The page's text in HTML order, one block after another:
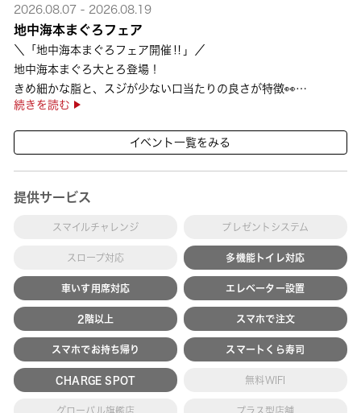
2026.08.07 - 2026.08.19
地中海本まぐろフェア
＼「地中海本まぐろフェア開催‼」／
地中海本まぐろ大とろ登場！
きめ細かな脂と、スジが少ない口当たりの良さが特徴👀
さらに、鹿児島で育った高級魚【鹿児島県産活〆かんぱち】など
続きを読む
イベント一覧をみる
提供サービス
スマイルチャレンジ プレゼントシステム
スロープ対応 多機能トイレ対応
車いす用席対応 エレベーター設置
2階以上 スマホで注文
スマホでお持ち帰り スマートくら寿司
CHARGE SPOT 無料WIFI
グローバル旗艦店 プラス型店舗